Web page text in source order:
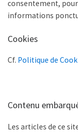
consentement,
informations
Cookies
Cf. Politique de
Contenu
Les articles de ce